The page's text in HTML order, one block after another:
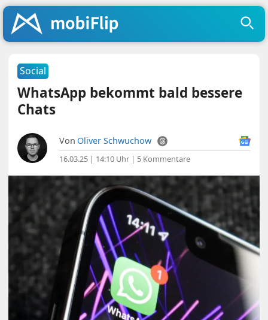
Social
WhatsApp bekommt bald bessere
Chats
Von Oliver Schwuchow
16.03.25 | 14:10 Uhr | 5 Kommentare